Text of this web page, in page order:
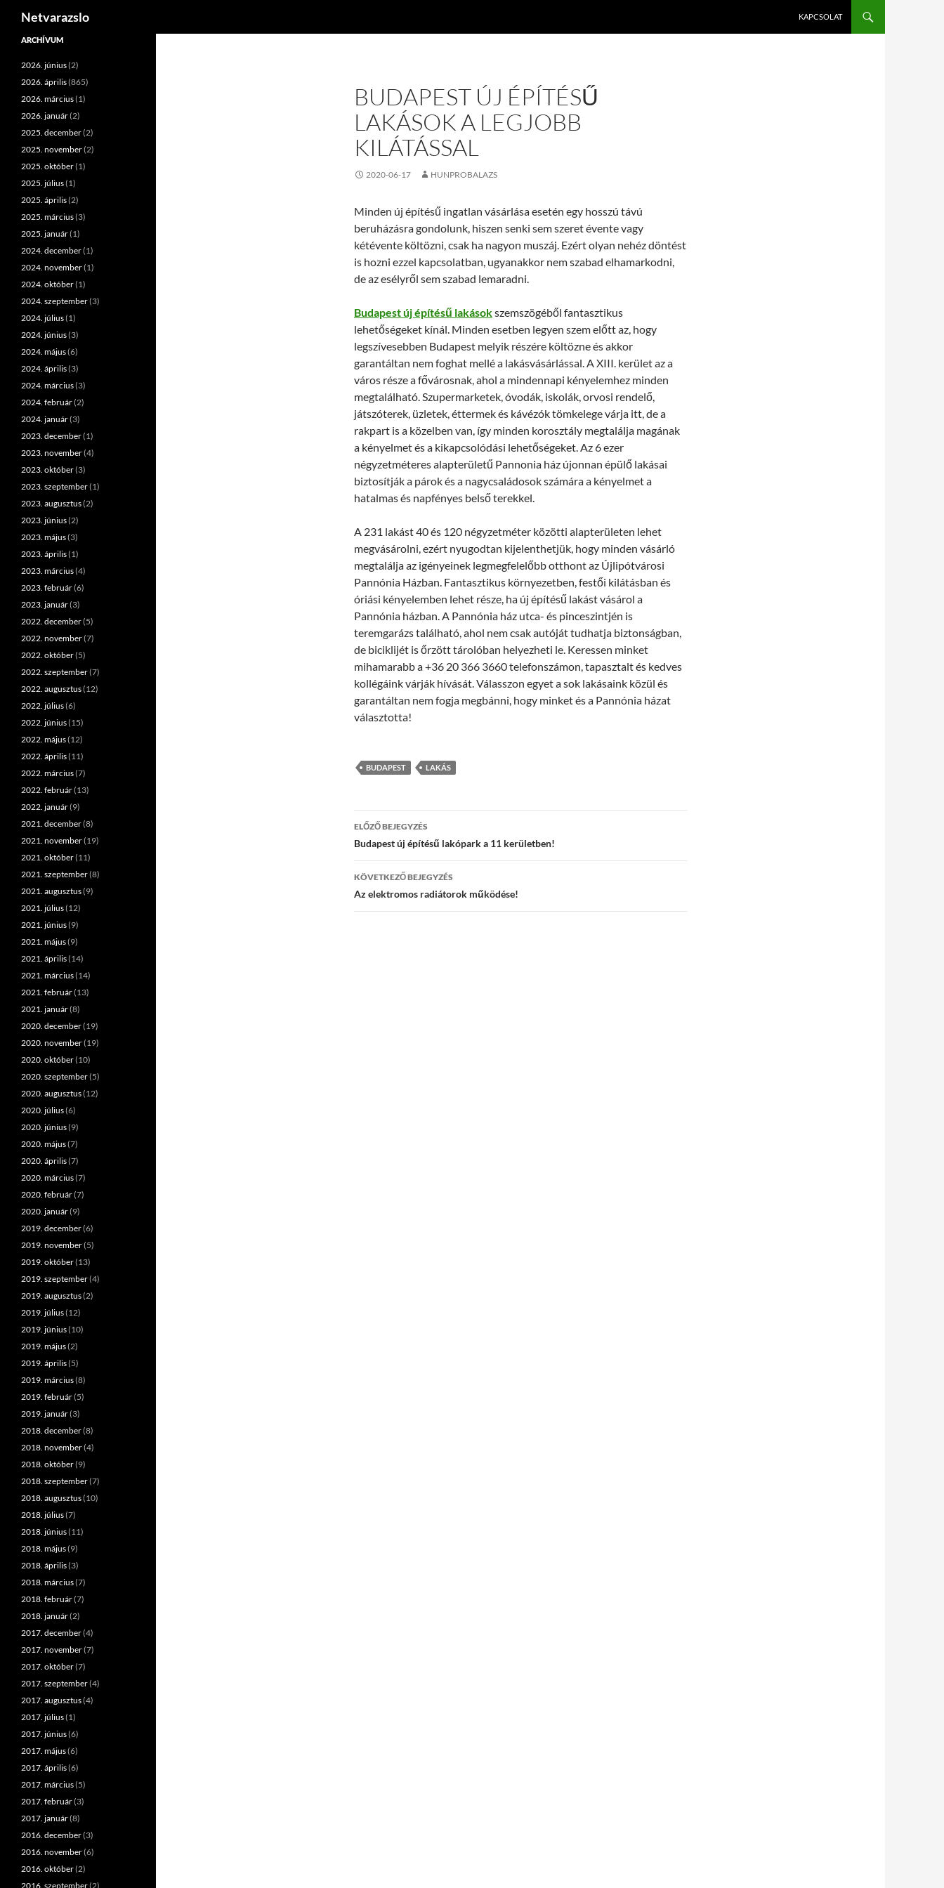
Kilépés
Netvarazslo KAPCSOLAT
BUDAPEST ÚJ ÉPÍTÉSŰ
LAKÁSOK A LEGJOBB
KILÁTÁSSAL
2020-06-17 HUNPROBALAZS
Minden új építésű ingatlan vásárlása esetén egy hosszú távú
beruházásra gondolunk, hiszen senki sem szeret évente vagy
kétévente költözni, csak ha nagyon muszáj. Ezért olyan nehéz döntést
is hozni ezzel kapcsolatban, ugyanakkor nem szabad elhamarkodni,
de az esélyről sem szabad lemaradni.
Budapest új építésű lakásokszemszögéből fantasztikus
lehetőségeket kínál. Minden esetben legyen szem előtt az, hogy
legszívesebben Budapest melyik részére költözne és akkor
garantáltan nem foghat mellé a lakásvásárlással. A XIII. kerület az a
város része a fővárosnak, ahol a mindennapi kényelemhez minden
megtalálható. Szupermarketek, óvodák, iskolák, orvosi rendelő,
játszóterek, üzletek, éttermek és kávézók tömkelege várja itt, de a
rakpart is a közelben van, így minden korosztály megtalálja magának
a kényelmet és a kikapcsolódási lehetőségeket. Az 6 ezer
négyzetméteres alapterületű Pannonia ház újonnan épülő lakásai
biztosítják a párok és a nagycsaládosok számára a kényelmet a
hatalmas és napfényes belső terekkel.
A 231 lakást 40 és 120 négyzetméter közötti alapterületen lehet
megvásárolni, ezért nyugodtan kijelenthetjük, hogy minden vásárló
megtalálja az igényeinek legmegfelelőbb otthont az Újlipótvárosi
Pannónia Házban. Fantasztikus környezetben, festői kilátásban és
óriási kényelemben lehet része, ha új építésű lakást vásárol a
Pannónia házban. A Pannónia ház utca- és pinceszintjén is
teremgarázs található, ahol nem csak autóját tudhatja biztonságban,
de biciklijét is őrzött tárolóban helyezheti le. Keressen minket
mihamarabb a +36 20 366 3660 telefonszámon, tapasztalt és kedves
kollégáink várják hívását. Válasszon egyet a sok lakásaink közül és
garantáltan nem fogja megbánni, hogy minket és a Pannónia házat
választotta!
BUDAPEST LAKÁS
Bejegyzés
navigáció
ELŐZŐ BEJEGYZÉS
Budapest új építésű lakópark a 11 kerületben!
KÖVETKEZŐ BEJEGYZÉS
Az elektromos radiátorok működése!
ARCHÍVUM
2026. június(2)
2026. április(865)
2026. március(1)
2026. január(2)
2025. december(2)
2025. november(2)
2025. október(1)
2025. július(1)
2025. április(2)
2025. március(3)
2025. január(1)
2024. december(1)
2024. november(1)
2024. október(1)
2024. szeptember(3)
2024. július(1)
2024. június(3)
2024. május(6)
2024. április(3)
2024. március(3)
2024. február(2)
2024. január(3)
2023. december(1)
2023. november(4)
2023. október(3)
2023. szeptember(1)
2023. augusztus(2)
2023. június(2)
2023. május(3)
2023. április(1)
2023. március(4)
2023. február(6)
2023. január(3)
2022. december(5)
2022. november(7)
2022. október(5)
2022. szeptember(7)
2022. augusztus(12)
2022. július(6)
2022. június(15)
2022. május(12)
2022. április(11)
2022. március(7)
2022. február(13)
2022. január(9)
2021. december(8)
2021. november(19)
2021. október(11)
2021. szeptember(8)
2021. augusztus(9)
2021. július(12)
2021. június(9)
2021. május(9)
2021. április(14)
2021. március(14)
2021. február(13)
2021. január(8)
2020. december(19)
2020. november(19)
2020. október(10)
2020. szeptember(5)
2020. augusztus(12)
2020. július(6)
2020. június(9)
2020. május(7)
2020. április(7)
2020. március(7)
2020. február(7)
2020. január(9)
2019. december(6)
2019. november(5)
2019. október(13)
2019. szeptember(4)
2019. augusztus(2)
2019. július(12)
2019. június(10)
2019. május(2)
2019. április(5)
2019. március(8)
2019. február(5)
2019. január(3)
2018. december(8)
2018. november(4)
2018. október(9)
2018. szeptember(7)
2018. augusztus(10)
2018. július(7)
2018. június(11)
2018. május(9)
2018. április(3)
2018. március(7)
2018. február(7)
2018. január(2)
2017. december(4)
2017. november(7)
2017. október(7)
2017. szeptember(4)
2017. augusztus(4)
2017. július(1)
2017. június(6)
2017. május(6)
2017. április(6)
2017. március(5)
2017. február(3)
2017. január(8)
2016. december(3)
2016. november(6)
2016. október(2)
2016. szeptember(2)